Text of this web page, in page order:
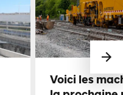
Voici les